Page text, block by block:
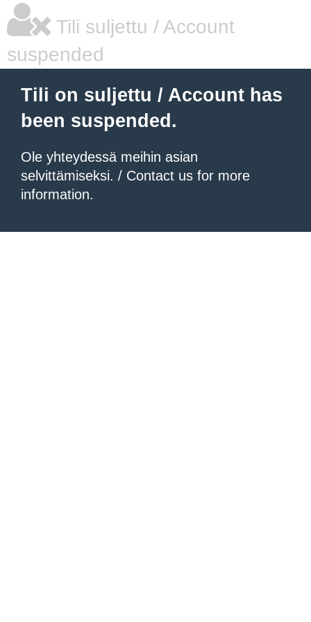
Tili suljettu / Account
suspended
Tili on suljettu / Account has
been suspended.
Ole yhteydessä meihin asian
selvittämiseksi. / Contact us for more
information.